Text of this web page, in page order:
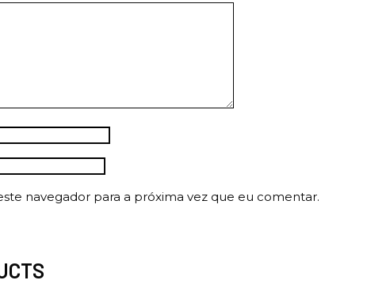
navegador para a próxima vez que eu comentar.